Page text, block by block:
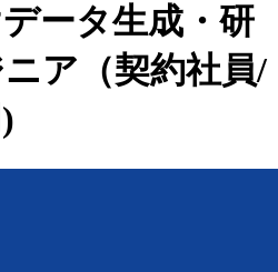
ータ生成・研
ア（契約社員/